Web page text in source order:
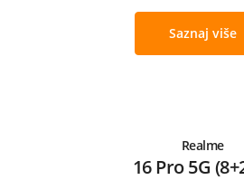
Saznaj više
Realme
16 Pro 5G